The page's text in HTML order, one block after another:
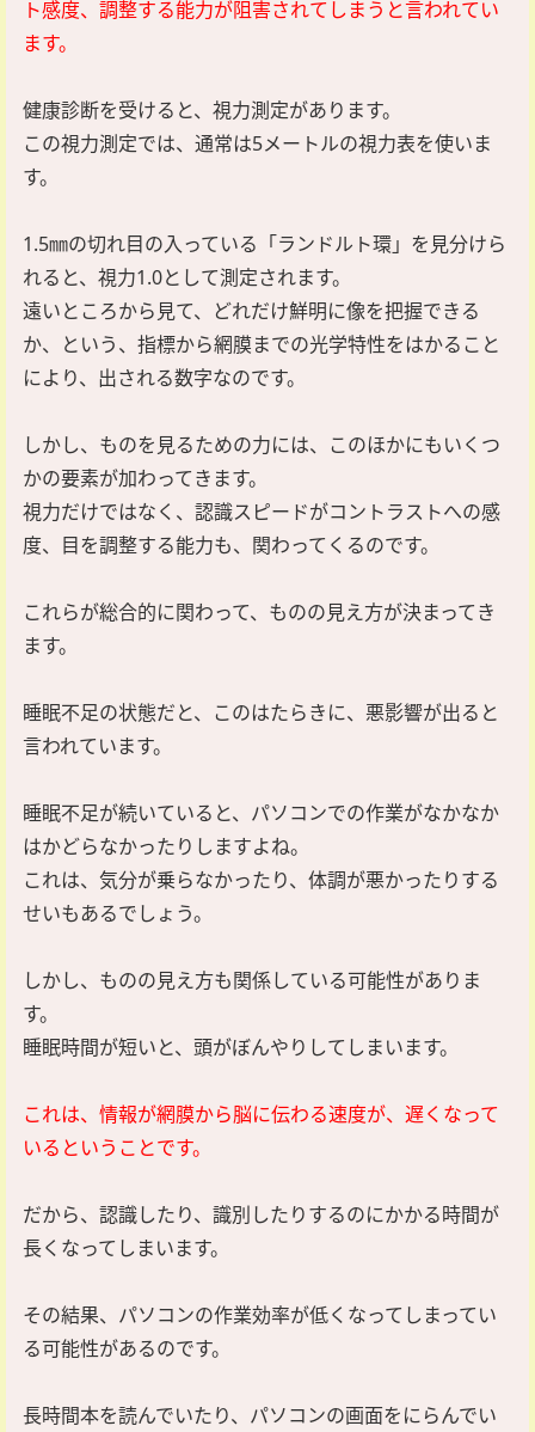
ト感度、調整する能力が阻害されてしまうと言われてい
ます。
健康診断を受けると、視力測定があります。
この視力測定では、通常は5メートルの視力表を使いま
す。
1.5㎜の切れ目の入っている「ランドルト環」を見分けら
れると、視力1.0として測定されます。
遠いところから見て、どれだけ鮮明に像を把握できる
か、という、指標から網膜までの光学特性をはかること
により、出される数字なのです。
しかし、ものを見るための力には、このほかにもいくつ
かの要素が加わってきます。
視力だけではなく、認識スピードがコントラストへの感
度、目を調整する能力も、関わってくるのです。
これらが総合的に関わって、ものの見え方が決まってき
ます。
睡眠不足の状態だと、このはたらきに、悪影響が出ると
言われています。
睡眠不足が続いていると、パソコンでの作業がなかなか
はかどらなかったりしますよね。
これは、気分が乗らなかったり、体調が悪かったりする
せいもあるでしょう。
しかし、ものの見え方も関係している可能性がありま
す。
睡眠時間が短いと、頭がぼんやりしてしまいます。
これは、情報が網膜から脳に伝わる速度が、遅くなって
いるということです。
だから、認識したり、識別したりするのにかかる時間が
長くなってしまいます。
その結果、パソコンの作業効率が低くなってしまってい
る可能性があるのです。
長時間本を読んでいたり、パソコンの画面をにらんでい